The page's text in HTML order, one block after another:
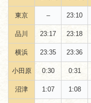
東京 – 23:10
品川 23:17 23:18
横浜 23:35 23:36
小田原 0:30 0:31
沼津 1:07 1:08